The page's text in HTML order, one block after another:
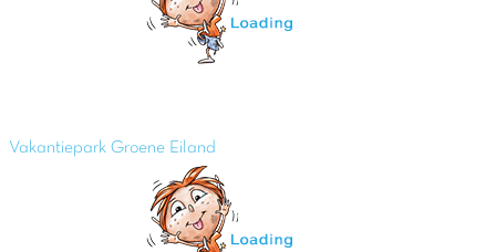
Vakantiepark Groene Eiland